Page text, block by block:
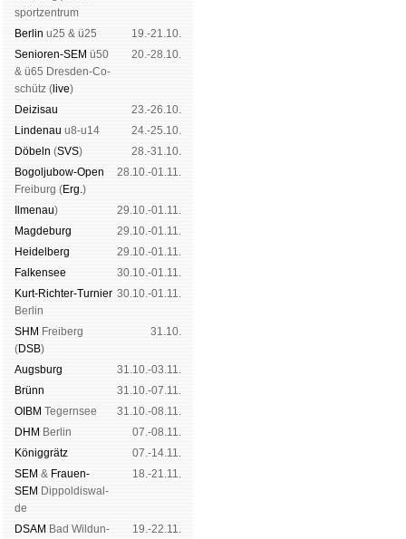
sport­zen­trum
Ber­lin u25 & ü25
19.-21.10.
Senioren-SEM ü50
& ü65 Dres­den-Co­
schütz ( live)
20.-28.10.
Dei­zi­sau
23.-26.10.
Lin­de­nau u8-u14
24.-25.10.
Dö­beln (SVS)
28.-31.10.
Bogoljubow-Open
Frei­burg (Erg.)
28.10.-01.11.
Il­me­nau)
29.10.-01.11.
Mag­de­burg
29.10.-01.11.
Hei­del­berg
29.10.-01.11.
Fal­ken­see
30.10.-01.11.
Kurt-Rich­ter-Tur­nier
Ber­lin
30.10.-01.11.
SHM Frei­berg
(DSB)
31.10.
Augs­burg
31.10.-03.11.
Brünn
31.10.-07.11.
OIBM Tegern­see
31.10.-08.11.
DHM Ber­lin
07.-08.11.
König­grätz
07.-14.11.
SEM & Frauen-
SEM Dip­pol­dis­wal­
de
18.-21.11.
DSAM Bad Wil­dun­
19.-22.11.